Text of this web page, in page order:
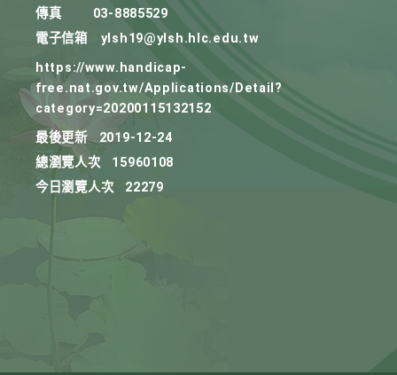
傳真
03-8885529
電子信箱
ylsh19@ylsh.hlc.edu.tw
https://www.handicap-
free.nat.gov.tw/Applications/Detail?
category=20200115132152
最後更新
2019-12-24
總瀏覽人次
15960108
今日瀏覽人次
22279